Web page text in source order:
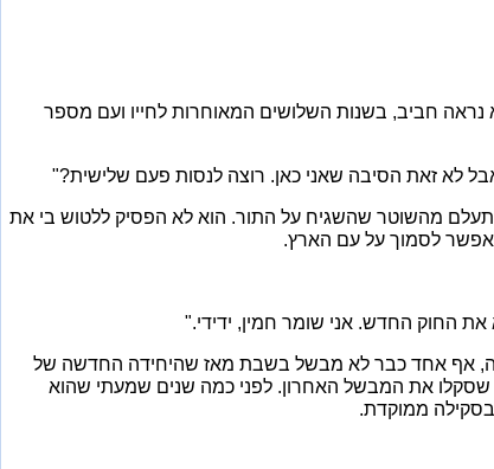
נראה חביב, בשנות השלושים המאוחרות לחייו ועם מספר
לא זאת הסיבה שאני כאן. רוצה לנסות פעם שלישית?"
מהשוטר שהשגיח על התור. הוא לא הפסיק ללטוש בי את
אפשר לסמוך על עם הארץ.
החוק החדש. אני שומר חמין, ידידי."
אף אחד כבר לא מבשל בשבת מאז שהיחידה החדשה של
את המבשל האחרון. לפני כמה שנים שמעתי שהוא
בסקילה ממוקדת.